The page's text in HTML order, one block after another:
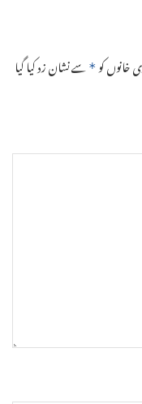
خانوں کو * سے نشان زد کیا گیا